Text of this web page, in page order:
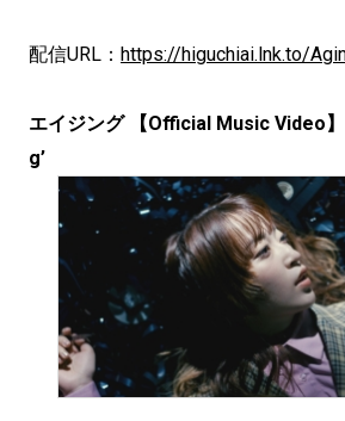
配信URL： https://higuchiai.lnk.to/
エイジング 【Official Music Video
g’